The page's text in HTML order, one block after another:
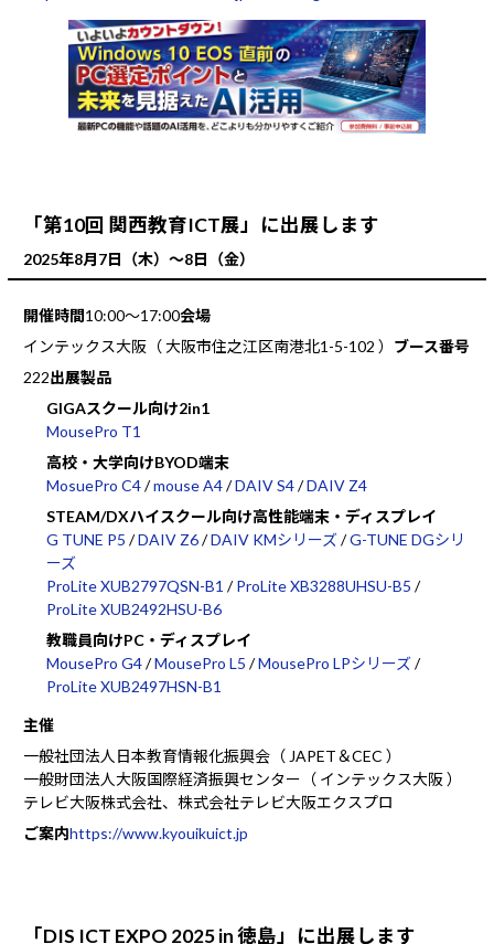
「第10回 関西教育ICT展」に出展します
2025年8月7日（木）～8日（金）
開催時間10:00～17:00会場
インテックス大阪（ 大阪市住之江区南港北1-5-102 ） ブース番号
222出展製品
GIGAスクール向け2in1
MousePro T1
高校・大学向けBYOD端末
MosuePro C4/mouse A4/DAIV S4/DAIV Z4
STEAM/DXハイスクール向け高性能端末・ディスプレイ
G TUNE P5 /DAIV Z6/DAIV KMシリーズ/G-TUNE DGシリ
ーズ
ProLite XUB2797QSN-B1 /ProLite XB3288UHSU-B5 /
ProLite XUB2492HSU-B6
教職員向けPC・ディスプレイ
MousePro G4/MousePro L5 /MousePro LPシリーズ/
ProLite XUB2497HSN-B1
主催
一般社団法人日本教育情報化振興会（ JAPET＆CEC ）
一般財団法人大阪国際経済振興センター（ インテックス大阪 ）
テレビ大阪株式会社、株式会社テレビ大阪エクスプロ
ご案内https://www.kyouikuict.jp
「DIS ICT EXPO 2025 in 徳島」に出展します